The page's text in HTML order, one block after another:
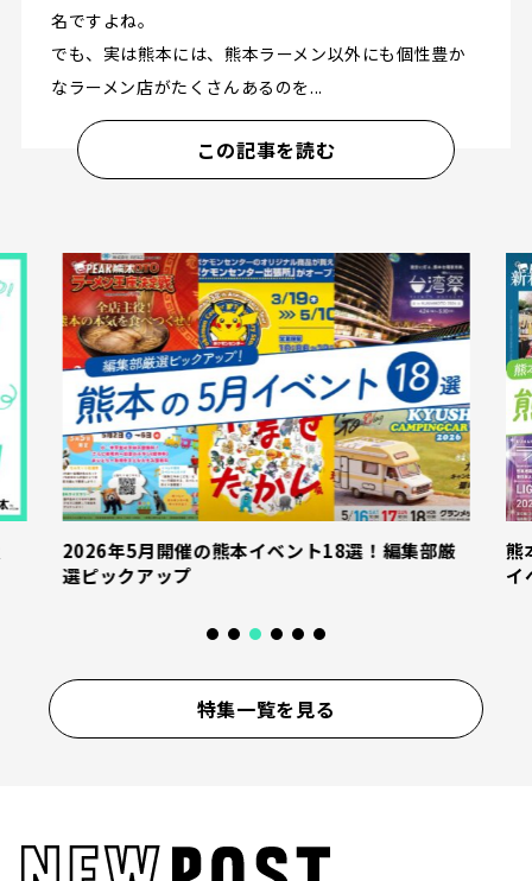
名ですよね。
でも、実は熊本には、熊本ラーメン以外にも個性豊か
なラーメン店がたくさんあるのを...
この記事を読む
2026年5月開催の熊本イベント18選！編集部厳
選ピックアップ
熊
イ
特集一覧を見る